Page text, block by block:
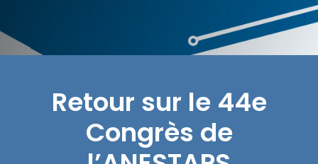
Retour sur le 44e
Congrès de